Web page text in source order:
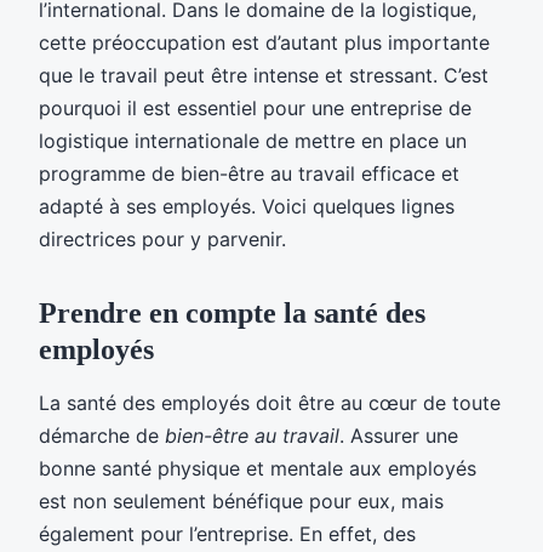
l’international. Dans le domaine de la logistique,
cette préoccupation est d’autant plus importante
que le travail peut être intense et stressant. C’est
pourquoi il est essentiel pour une entreprise de
logistique internationale de mettre en place un
programme de bien-être au travail efficace et
adapté à ses employés. Voici quelques lignes
directrices pour y parvenir.
Prendre en compte la santé des
employés
La santé des employés doit être au cœur de toute
démarche de bien-être au travail. Assurer une
bonne santé physique et mentale aux employés
est non seulement bénéfique pour eux, mais
également pour l’entreprise. En effet, des